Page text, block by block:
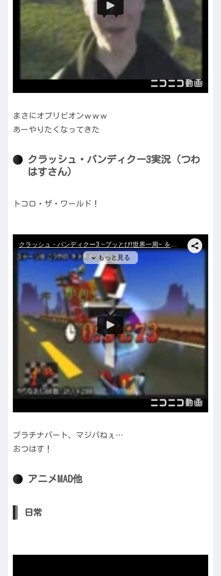
まさにオブリビオンｗｗｗ
あーやりたくなってきた
クラッシュ・バンディクー3実況（つわ
はすさん）
トコロ・ザ・ワールド！
プラチナパート、マジパねぇ…
おつはす！
アニメMAD他
日常